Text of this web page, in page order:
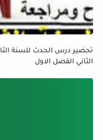
تحضير درس الحدث للسنة
الثاني الفصل الاول